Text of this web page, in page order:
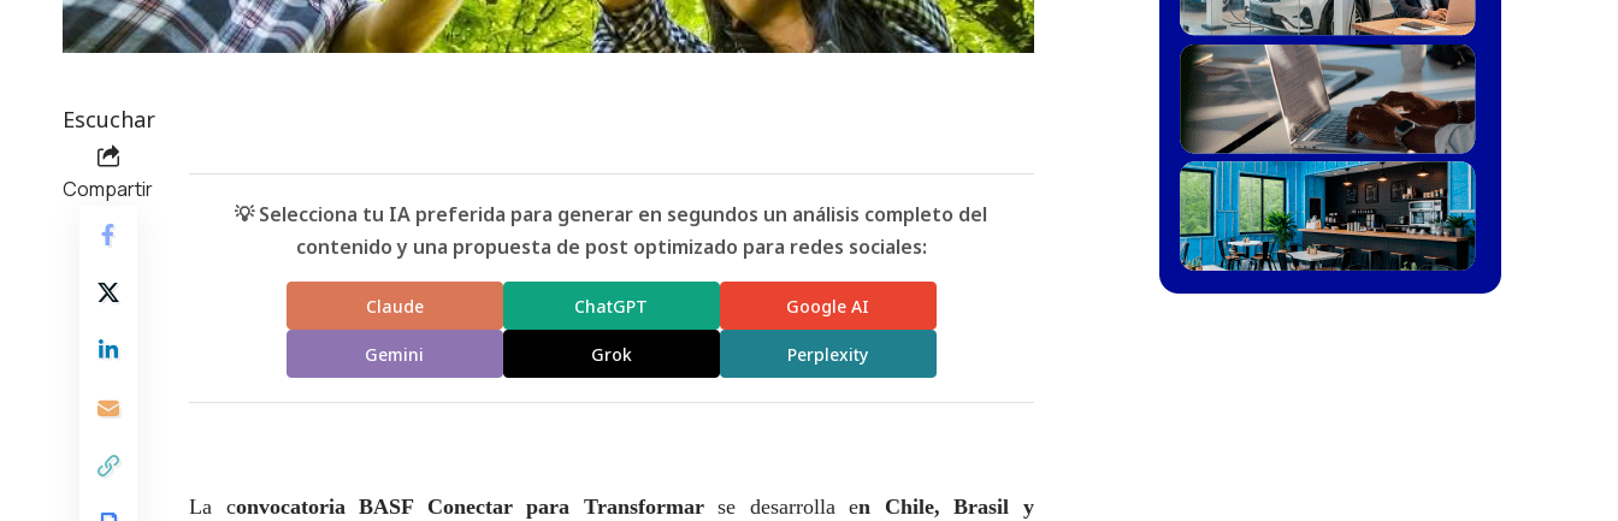
Escuchar
Compartir
💡 Selecciona tu IA preferida para generar en segundos un análisis completo del
contenido y una propuesta de post optimizado para redes sociales:
Claude ChatGPT Google AI
Gemini Grok Perplexity
La convocatoriaBASFConectar para Transformarse desarrolla en Chile, Brasil y